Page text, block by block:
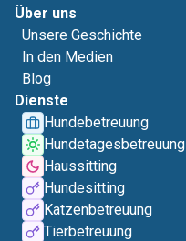
Über uns
Unsere Geschichte
In den Medien
Blog
Dienste
Hundebetreuung
Hundetagesbetreuung
Haussitting
Hundesitting
Katzenbetreuung
Tierbetreuung